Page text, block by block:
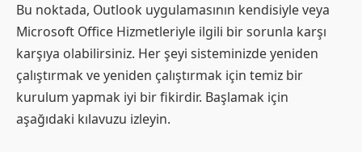
Bu noktada, Outlook uygulamasının kendisiyle veya
Microsoft Office Hizmetleriyle ilgili bir sorunla karşı
karşıya olabilirsiniz. Her şeyi sisteminizde yeniden
çalıştırmak ve yeniden çalıştırmak için temiz bir
kurulum yapmak iyi bir fikirdir. Başlamak için
aşağıdaki kılavuzu izleyin.